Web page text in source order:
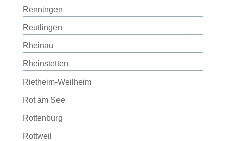
Renningen
Reutlingen
Rheinau
Rheinstetten
Rietheim-Weilheim
Rot am See
Rottenburg
Rottweil